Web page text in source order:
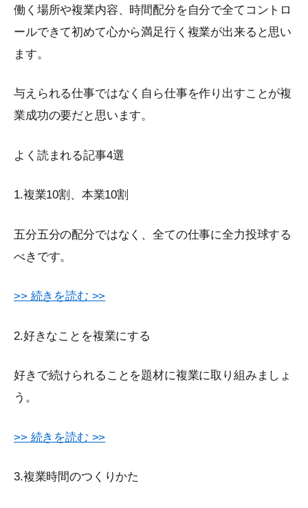
働く場所や複業内容、時間配分を自分で全てコントロ
ールできて初めて心から満足行く複業が出来ると思い
ます。
与えられる仕事ではなく自ら仕事を作り出すことが複
業成功の要だと思います。
よく読まれる記事4選
1.複業10割、本業10割
五分五分の配分ではなく、全ての仕事に全力投球する
べきです。
>> 続きを読む >>
2.好きなことを複業にする
好きで続けられることを題材に複業に取り組みましょ
う。
>> 続きを読む >>
3.複業時間のつくりかた